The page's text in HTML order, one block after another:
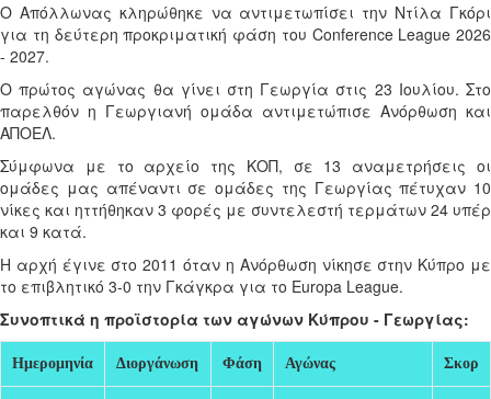
Ο Απόλλωνας κληρώθηκε να αντιμετωπίσει την Ντίλα Γκόρι
για τη δεύτερη προκριματική φάση του Conference League 2026
- 2027.
Ο πρώτος αγώνας θα γίνει στη Γεωργία στις 23 Ιουλίου. Στο
παρελθόν η Γεωργιανή ομάδα αντιμετώπισε Ανόρθωση και
ΑΠΟΕΛ.
Σύμφωνα με το αρχείο της ΚΟΠ, σε 13 αναμετρήσεις οι
ομάδες μας απέναντι σε ομάδες της Γεωργίας πέτυχαν 10
νίκες και ηττήθηκαν 3 φορές με συντελεστή τερμάτων 24 υπέρ
και 9 κατά.
Η αρχή έγινε στο 2011 όταν η Ανόρθωση νίκησε στην Κύπρο με
το επιβλητικό 3-0 την Γκάγκρα για το Europa League.
Συνοπτικά η προϊστορία των αγώνων Κύπρου - Γεωργίας:
Ημερομηνία Διοργάνωση Φάση Αγώνας Σκορ